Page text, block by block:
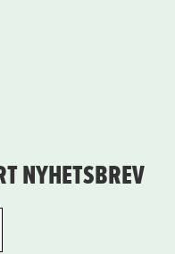
NYHETSBREV